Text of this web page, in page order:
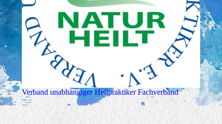
Verband unabhängiger Heilpraktiker Fachverband